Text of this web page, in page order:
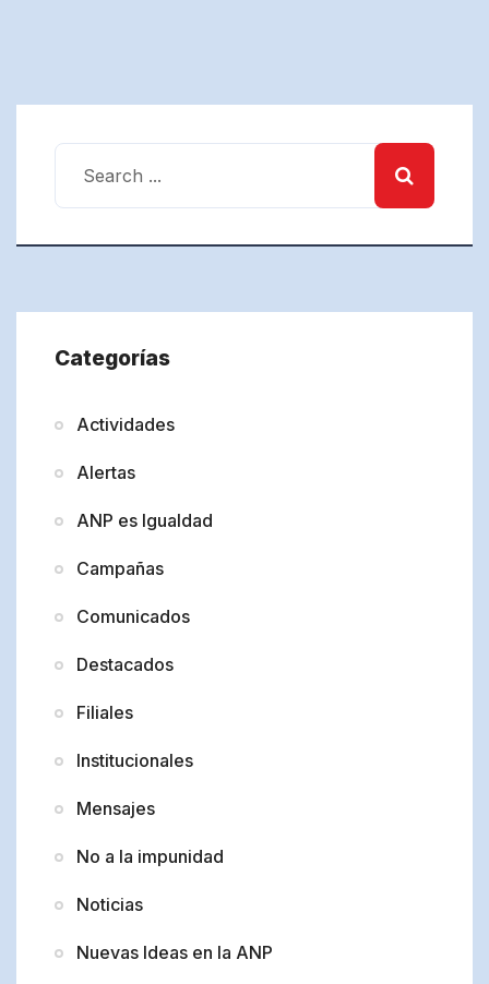
Categorías
Actividades
Alertas
ANP es Igualdad
Campañas
Comunicados
Destacados
Filiales
Institucionales
Mensajes
No a la impunidad
Noticias
Nuevas Ideas en la ANP